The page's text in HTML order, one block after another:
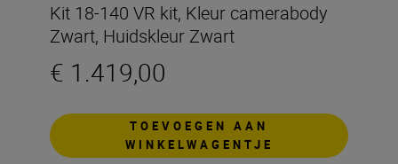
Kit 18-140 VR kit, Kleur camerabody
Zwart, Huidskleur Zwart
€ 1.419,00
TOEVOEGEN AAN
WINKELWAGENTJE